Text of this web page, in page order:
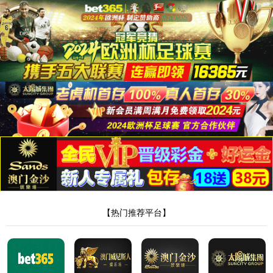
2138cc太阳集团官网
Home 我們的設備 電氣設備
電氣設備
LANCableMeasuringSystem
網路線量測系統